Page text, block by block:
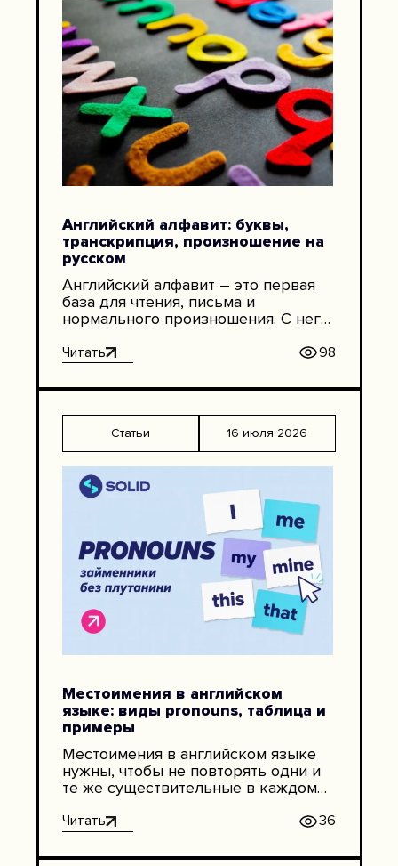
Английский алфавит: буквы,
транскрипция, произношение на
русском
Английский алфавит – это первая
база для чтения, письма и
нормального произношения. С него
диктовка email-адресов, имена в
документах, названия компаний,
пароли, аббревиатуры, рабочие
детей”, как иногда кажется.
Взрослым она тоже нужна,
особенно если английский
начинается с нуля или после
большого перерыва. В английском
языке […]
Читать 98
Статьи 16 июля 2026
Местоимения в английском
языке: виды pronouns, таблица и
примеры
Местоимения в английском языке
нужны, чтобы не повторять одни и
те же существительные в каждом
IT. Anna likes her job. Anna studies
English мы говорим: She works in IT.
She likes her job. She studies English.
Читать 36